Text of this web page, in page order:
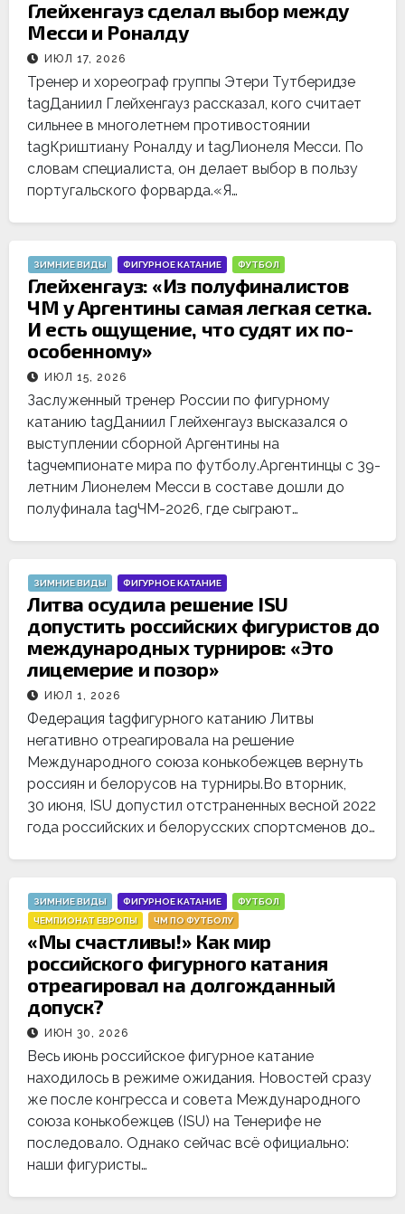
Глейхенгауз сделал выбор между
Месси и Роналду
ИЮЛ 17, 2026
Тренер и хореограф группы Этери Тутберидзе
tagДаниил Глейхенгауз рассказал, кого считает
сильнее в многолетнем противостоянии
tagКриштиану Роналду и tagЛионеля Месси. По
словам специалиста, он делает выбор в пользу
португальского форварда.«Я…
ЗИМНИЕ ВИДЫ ФИГУРНОЕ КАТАНИЕ ФУТБОЛ
Глейхенгауз: «Из полуфиналистов
ЧМ у Аргентины самая легкая сетка.
И есть ощущение, что судят их по-
особенному»
ИЮЛ 15, 2026
Заслуженный тренер России по фигурному
катанию tagДаниил Глейхенгауз высказался о
выступлении сборной Аргентины на
tagчемпионате мира по футболу.Аргентинцы с 39-
летним Лионелем Месси в составе дошли до
полуфинала tagЧМ-2026, где сыграют…
ЗИМНИЕ ВИДЫ ФИГУРНОЕ КАТАНИЕ
Литва осудила решение ISU
допустить российских фигуристов до
международных турниров: «Это
лицемерие и позор»
ИЮЛ 1, 2026
Федерация tagфигурного катанию Литвы
негативно отреагировала на решение
Международного союза конькобежцев вернуть
россиян и белорусов на турниры.Во вторник,
30 июня, ISU допустил отстраненных весной 2022
года российских и белорусских спортсменов до…
ЗИМНИЕ ВИДЫ ФИГУРНОЕ КАТАНИЕ
ФУТБОЛ
ЧЕМПИОНАТ ЕВРОПЫ
ЧМ ПО ФУТБОЛУ
«Мы счастливы!» Как мир
российского фигурного катания
отреагировал на долгожданный
допуск?
ИЮН 30, 2026
Весь июнь российское фигурное катание
находилось в режиме ожидания. Новостей сразу
же после конгресса и совета Международного
союза конькобежцев (ISU) на Тенерифе не
последовало. Однако сейчас всё официально:
наши фигуристы…